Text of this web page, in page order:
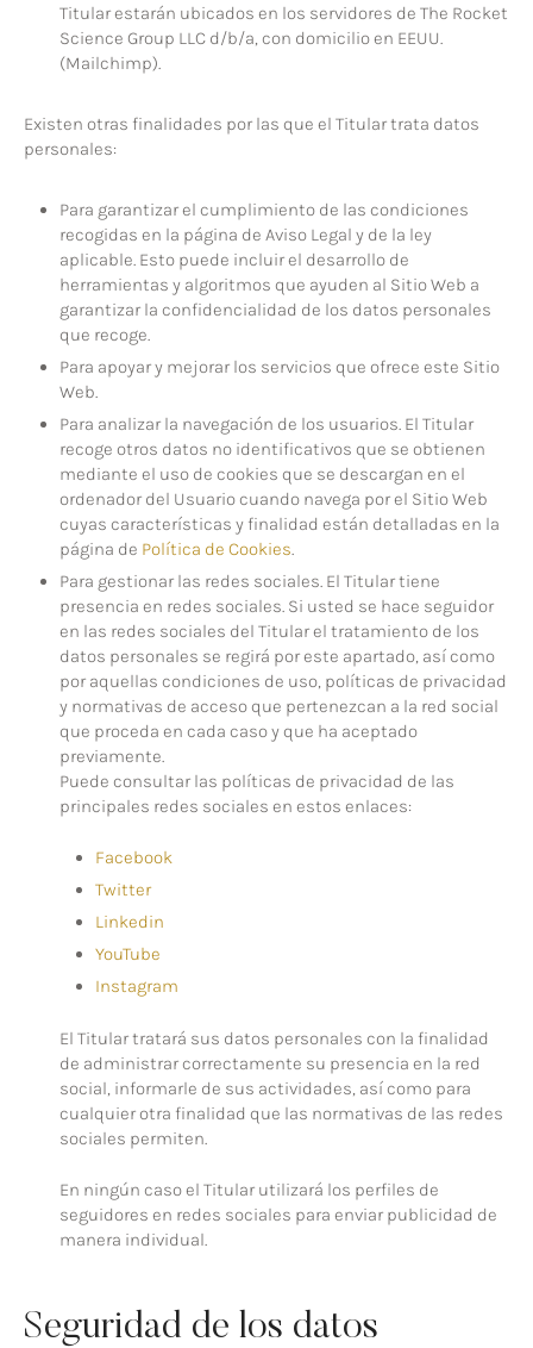
Titular estarán ubicados en los servidores de The Rocket
Science Group LLC d/b/a, con domicilio en EEUU.
(Mailchimp).
Existen otras finalidades por las que el Titular trata datos
personales:
Para garantizar el cumplimiento de las condiciones
recogidas en la página de Aviso Legal y de la ley
aplicable. Esto puede incluir el desarrollo de
herramientas y algoritmos que ayuden al Sitio Web a
garantizar la confidencialidad de los datos personales
que recoge.
Para apoyar y mejorar los servicios que ofrece este Sitio
Web.
Para analizar la navegación de los usuarios. El Titular
recoge otros datos no identificativos que se obtienen
mediante el uso de cookies que se descargan en el
ordenador del Usuario cuando navega por el Sitio Web
cuyas características y finalidad están detalladas en la
página de Política de Cookies
Para gestionar las redes sociales. El Titular tiene
presencia en redes sociales. Si usted se hace seguidor
en las redes sociales del Titular el tratamiento de los
datos personales se regirá por este apartado, así como
por aquellas condiciones de uso, políticas de privacidad
y normativas de acceso que pertenezcan a la red social
que proceda en cada caso y que ha aceptado
previamente.
Puede consultar las políticas de privacidad de las
principales redes sociales en estos enlaces:
Facebook
Twitter
Linkedin
YouTube
Instagram
El Titular tratará sus datos personales con la finalidad
de administrar correctamente su presencia en la red
social, informarle de sus actividades, así como para
cualquier otra finalidad que las normativas de las redes
sociales permiten.
En ningún caso el Titular utilizará los perfiles de
seguidores en redes sociales para enviar publicidad de
manera individual.
Seguridad de los datos